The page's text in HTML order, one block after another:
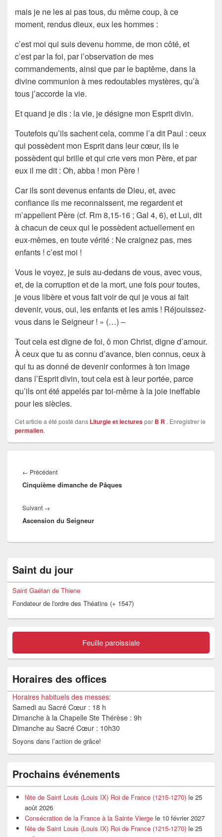
mais je ne les ai pas tous, du même coup, à ce
moment, rendus dieux, eux les hommes :
c’est moi qui suis devenu homme, de mon côté, et
c’est par la foi, par l’observation de mes
commandements, ainsi que par le baptême, dans la
divine communion à mes redoutables mystères, qu’à
tous j’accorde la vie.
Et quand je dis : la vie, je désigne mon Esprit divin.
Toutefois qu’ils sachent cela, comme l’a dit Paul : ceux
qui possèdent mon Esprit dans leur cœur, ils le
possèdent qui brille et qui crie vers mon Père, et par
eux il me dit : Oh, abba ! mon Père !
Car ils sont devenus enfants de Dieu, et, avec
confiance ils me reconnaissent, me regardent et
m’appellent Père (cf. Rm 8,15-16 ; Gal 4, 6), et Lui, dit
à chacun de ceux qui le possèdent actuellement en
eux-mêmes, en toute vérité : Ne craignez pas, mes
enfants ! c’est moi !
Vous le voyez, je suis au-dedans de vous, avec vous,
et, de la corruption et de la mort, une fois pour toutes,
je vous libère et vous fait voir de qui je vous ai fait
devenir, vous, oui, les enfants et les amis ! Réjouissez-
vous dans le Seigneur ! » (…) ‒
Tout cela est digne de foi, ô mon Christ, digne d’amour.
À ceux que tu as connu d’avance, bien connus, ceux à
qui tu as donné de devenir conformes à ton image
dans l’Esprit divin, tout cela est à leur portée, parce
qu’ils ont été appelés par toi-même à la joie ineffable
pour les siècles.
Cet article a été posté dans Liturgie et lecturespar B R . Enregistrer le
permalien.
de
l’article
← PrécédentArticle
précédent :
Cinquième dimanche de Pâques
Suivant →
suivant :
Ascension du Seigneur
principale
de
widget
barre
Saint du jour
Saint Gaétan de Thiene
Fondateur de l'ordre des Théatins (+ 1547)
Feuille paroissiale
Horaires des offices
Horaires habituels des messes:
Samedi au Sacré Cœur : 18 h
Dimanche à la Chapelle Ste Thérèse : 9h
Dimanche au Sacré Cœur : 10h30
Soyons dans l’action de grâce!
Prochains événements
fête de Saint Louis (Louis IX) Roi de France (1215-1270) le 25
août 2026
Consécration de la France à la Sainte Vierge le 10 février 2027
fête de Saint Louis (Louis IX) Roi de France (1215-1270) le 25